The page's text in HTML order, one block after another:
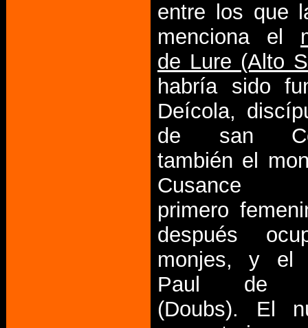
entre los que
menciona el
de Lure (Alto
habría sido
Deícola,
de san
también el
Cusance
primero
después
monjes, y el
Paul de
(Doubs). El